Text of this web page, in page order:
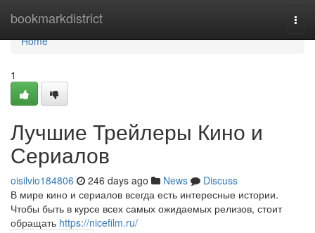
bookmarkdistrict
Home
Home
1
Лучшие Трейлеры Кино и
Сериалов
oisilvio184806 246 days ago News
Discuss
В мире кино и сериалов всегда есть интересные истории.
Чтобы быть в курсе всех самых ожидаемых релизов, стоит
обращать https://nicefilm.ru/